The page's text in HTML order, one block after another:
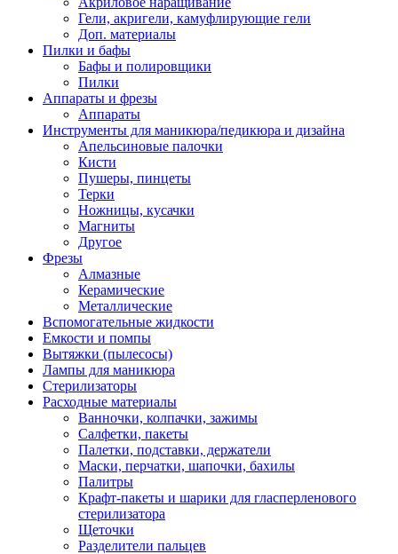
Гели, акригели, камуфлирующие гели
Доп. материалы
Пилки и бафы
Бафы и полировщики
Пилки
Аппараты и фрезы
Аппараты
Инструменты для маникюра/педикюра и дизайна
Апельсиновые палочки
Кисти
Пушеры, пинцеты
Терки
Ножницы, кусачки
Магниты
Другое
Фрезы
Алмазные
Керамические
Металлические
Вспомогательные жидкости
Емкости и помпы
Вытяжки (пылесосы)
Лампы для маникюра
Стерилизаторы
Расходные материалы
Ванночки, колпачки, зажимы
Салфетки, пакеты
Палетки, подставки, держатели
Маски, перчатки, шапочки, бахилы
Палитры
Крафт-пакеты и шарики для гласперленового
стерилизатора
Щеточки
Разделители пальцев